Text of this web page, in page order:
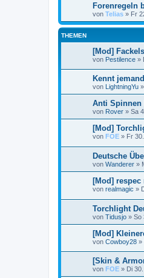
Forenregeln
von Telias » Fr
THEMEN
[Mod]
von Pestilence »
Kennt
von LightningYu »
Anti Spinnen
von Rover » Sa
[Mod]
von FOE » Fr
Deutsche
von Wanderer »
[Mod] respec
von realmagic »
Torchlight
von Tidusjo » So
[Mod]
von Cowboy28 »
[Skin &
von FOE » Di